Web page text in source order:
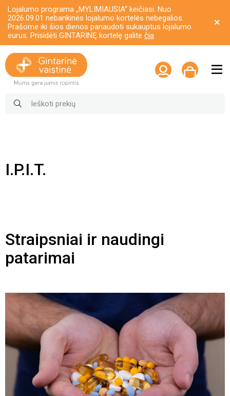
Lojalumo programa „MYLIMIAUSIA“ keičiasi. Nuo
2026.09.01 nebankinės lojalumo kortelės nebegalios.
Prašome iki šios dienos panaudoti sukauptus lojalumo
eurus. Prisidėti GINTARINĘ kortelę galite čia
I.P.I.T.
Straipsniai ir naudingi
patarimai